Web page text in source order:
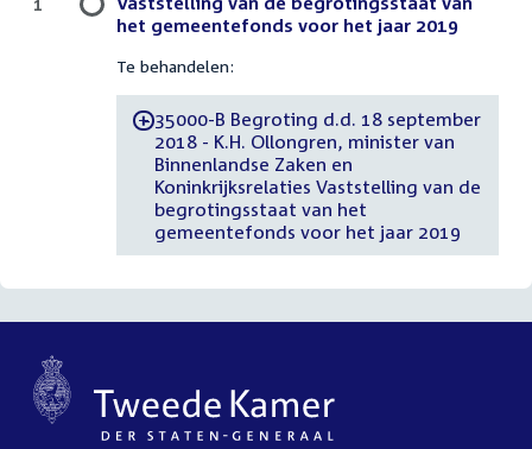
het gemeentefonds voor het jaar 2019
Te behandelen:
-35000-B Begroting d.d. 18 september
2018 - K.H. Ollongren, minister van
Binnenlandse Zaken en
Koninkrijksrelaties Vaststelling van de
begrotingsstaat van het
gemeentefonds voor het jaar 2019
1